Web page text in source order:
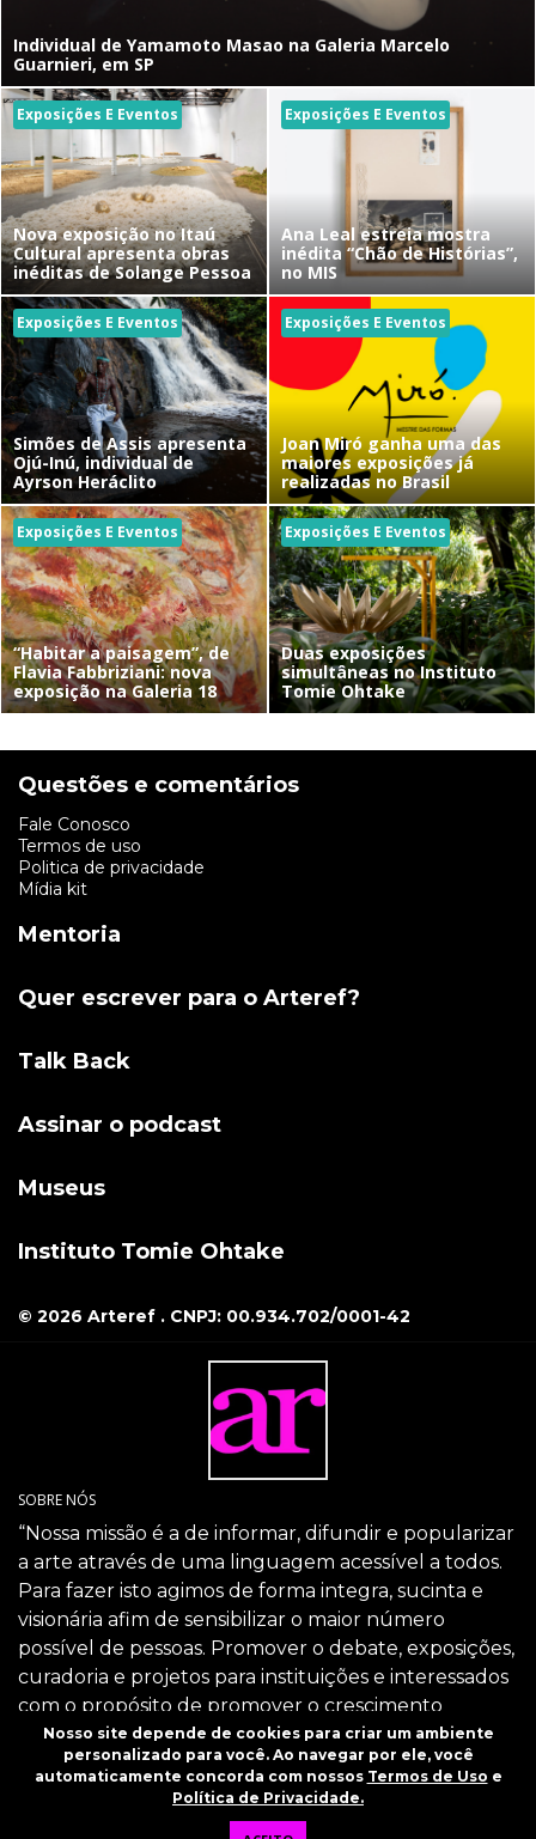
Individual de Yamamoto Masao na Galeria Marcelo
Guarnieri, em SP
Exposições E Eventos
Nova exposição no Itaú
Cultural apresenta obras
inéditas de Solange Pessoa
Exposições E Eventos
Ana Leal estreia mostra
inédita “Chão de Histórias”,
no MIS
Exposições E Eventos
Simões de Assis apresenta
Ojú-Inú, individual de
Ayrson Heráclito
Exposições E Eventos
Joan Miró ganha uma das
maiores exposições já
realizadas no Brasil
Exposições E Eventos
“Habitar a paisagem”, de
Flavia Fabbriziani: nova
exposição na Galeria 18
Exposições E Eventos
Duas exposições
simultâneas no Instituto
Tomie Ohtake
Questões e comentários
Fale Conosco
Termos de uso
Politica de privacidade
Mídia kit
Mentoria
Quer escrever para o Arteref?
Talk Back
Assinar o podcast
Museus
Instituto Tomie Ohtake
© 2026 Arteref . CNPJ: 00.934.702/0001-42
SOBRE NÓS
“Nossa missão é a de informar, difundir e popularizar
a arte através de uma linguagem acessível a todos.
Para fazer isto agimos de forma integra, sucinta e
visionária afim de sensibilizar o maior número
possível de pessoas. Promover o debate, exposições,
curadoria e projetos para instituições e interessados
com o propósito de promover o crescimento
intelectual da sociedade através da arte.”
SIGA-NOS
Nosso site depende de cookies para criar um ambiente
personalizado para você. Ao navegar por ele, você
automaticamente concorda com nossos Termos de Uso e
Política de Privacidade.